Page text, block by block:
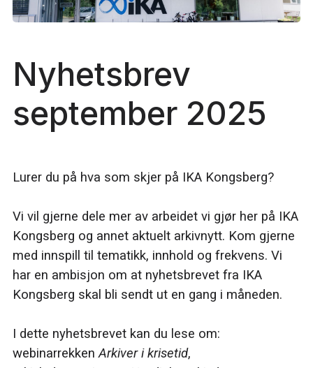
Nyhetsbrev
september 2025
Lurer du på hva som skjer på IKA Kongsberg?
Vi vil gjerne dele mer av arbeidet vi gjør her på IKA
Kongsberg og annet aktuelt arkivnytt. Kom gjerne
med innspill til tematikk, innhold og frekvens. Vi
har en ambisjon om at nyhetsbrevet fra IKA
Kongsberg skal bli sendt ut en gang i måneden.
I dette nyhetsbrevet kan du lese om:
webinarrekkenArkiver i krisetid,